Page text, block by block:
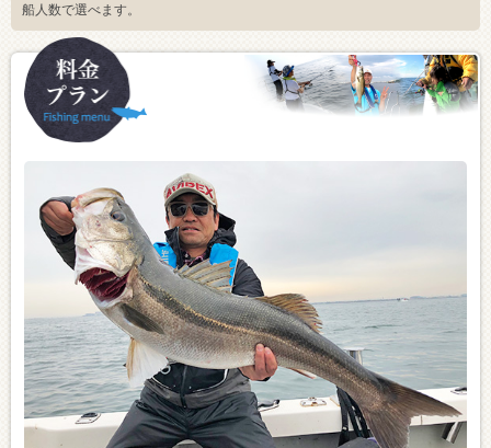
船人数で選べます。